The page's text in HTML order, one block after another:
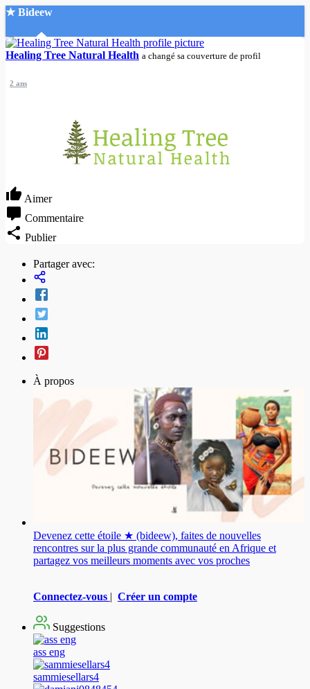
★ Bideew
Accueil
Recherche Avancée
Mode nuit
Healing Tree Natural Health a changé sa couverture de profil
2 ans
Aimer
Commentaire
Publier
Partager avec:
À propos
Devenez cette étoile ★ (bideew), faites de nouvelles
rencontres sur la plus grande communauté en Afrique et
partagez vos meilleurs moments avec vos proches
Connectez-vous | Créer un compte
Suggestions
ass eng
sammiesellars4